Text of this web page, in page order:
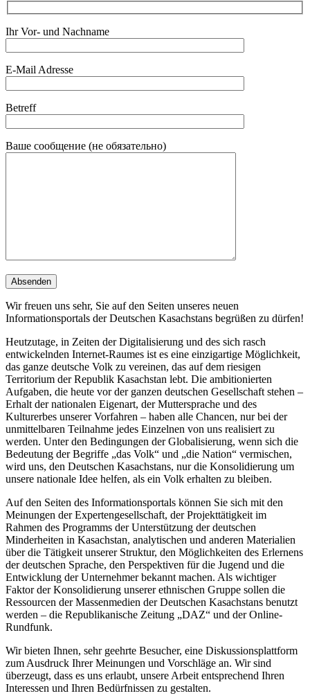
Ihr Vor- und Nachname
E-Mail Adresse
Betreff
Ваше сообщение (не обязательно)
Wir freuen uns sehr, Sie auf den Seiten unseres neuen
Informationsportals der Deutschen Kasachstans begrüßen zu dürfen!
Heutzutage, in Zeiten der Digitalisierung und des sich rasch
entwickelnden Internet-Raumes ist es eine einzigartige Möglichkeit,
das ganze deutsche Volk zu vereinen, das auf dem riesigen
Territorium der Republik Kasachstan lebt. Die ambitionierten
Aufgaben, die heute vor der ganzen deutschen Gesellschaft stehen –
Erhalt der nationalen Eigenart, der Muttersprache und des
Kulturerbes unserer Vorfahren – haben alle Chancen, nur bei der
unmittelbaren Teilnahme jedes Einzelnen von uns realisiert zu
werden. Unter den Bedingungen der Globalisierung, wenn sich die
Bedeutung der Begriffe „das Volk“ und „die Nation“ vermischen,
wird uns, den Deutschen Kasachstans, nur die Konsolidierung um
unsere nationale Idee helfen, als ein Volk erhalten zu bleiben.
Auf den Seiten des Informationsportals können Sie sich mit den
Meinungen der Expertengesellschaft, der Projekttätigkeit im
Rahmen des Programms der Unterstützung der deutschen
Minderheiten in Kasachstan, analytischen und anderen Materialien
über die Tätigkeit unserer Struktur, den Möglichkeiten des Erlernens
der deutschen Sprache, den Perspektiven für die Jugend und die
Entwicklung der Unternehmer bekannt machen. Als wichtiger
Faktor der Konsolidierung unserer ethnischen Gruppe sollen die
Ressourcen der Massenmedien der Deutschen Kasachstans benutzt
werden – die Republikanische Zeitung „DAZ“ und der Online-
Rundfunk.
Wir bieten Ihnen, sehr geehrte Besucher, eine Diskussionsplattform
zum Ausdruck Ihrer Meinungen und Vorschläge an. Wir sind
überzeugt, dass es uns erlaubt, unsere Arbeit entsprechend Ihren
Interessen und Ihren Bedürfnissen zu gestalten.